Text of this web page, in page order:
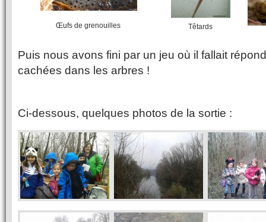
Œufs de grenouilles Têtards
Puis nous avons fini par un jeu où il fallait
cachées dans les arbres !
Ci-dessous, quelques photos de la sortie :